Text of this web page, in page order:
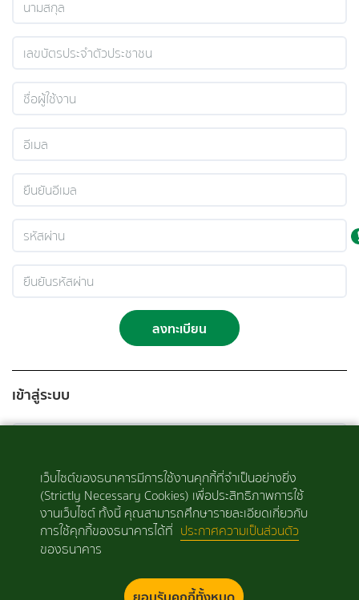
ลงทะเบียน
เข้าสู่ระบบ
เข้าสู่ระบบ ลืมรหัสผ่าน
เว็บไซต์ของธนาคารมีการใช้งานคุกกี้ที่จำเป็นอย่างยิ่ง
(Strictly Necessary Cookies) เพื่อประสิทธิภาพการใช้
งานเว็บไซต์ ทั้งนี้ คุณสามารถศึกษารายละเอียดเกี่ยวกับ
การใช้คุกกี้ของธนาคารได้ที่ ประกาศความเป็นส่วนตัว
ของธนาคาร